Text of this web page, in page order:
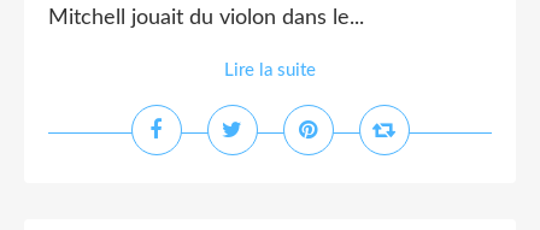
Mitchell jouait du violon dans le...
Lire la suite